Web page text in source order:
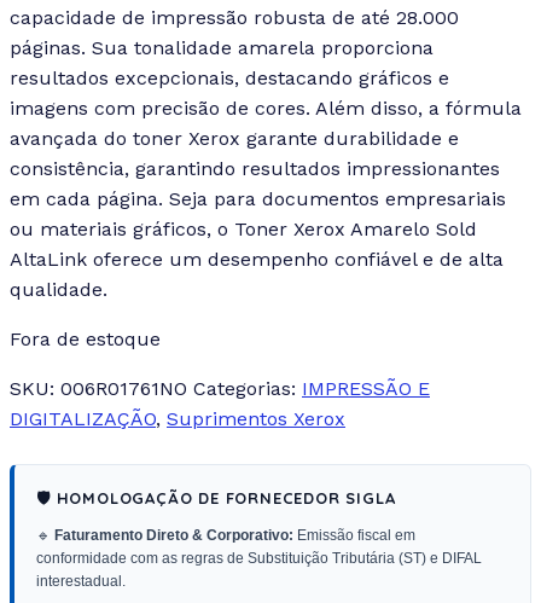
capacidade de impressão robusta de até 28.000
páginas. Sua tonalidade amarela proporciona
resultados excepcionais, destacando gráficos e
imagens com precisão de cores. Além disso, a fórmula
avançada do toner Xerox garante durabilidade e
consistência, garantindo resultados impressionantes
em cada página. Seja para documentos empresariais
ou materiais gráficos, o Toner Xerox Amarelo Sold
AltaLink oferece um desempenho confiável e de alta
qualidade.
Fora de estoque
SKU: 006R01761NO Categorias: IMPRESSÃO E
DIGITALIZAÇÃO, Suprimentos Xerox
🛡️ HOMOLOGAÇÃO DE FORNECEDOR SIGLA
🔹 Faturamento Direto & Corporativo: Emissão fiscal em
conformidade com as regras de Substituição Tributária (ST) e DIFAL
interestadual.